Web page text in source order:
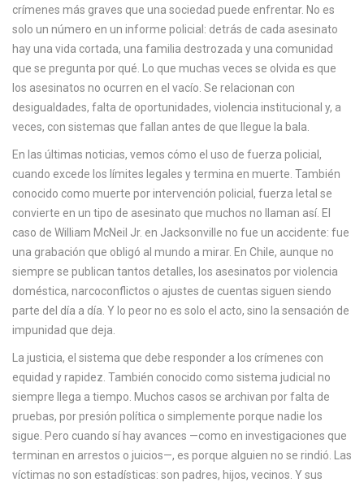
a
l
n
a
crímenes más graves que una sociedad puede enfrentar. No es
solo un número en un informe policial: detrás de cada asesinato
hay una vida cortada, una familia destrozada y una comunidad
que se pregunta por qué.
Lo que muchas veces se olvida es que
los asesinatos no ocurren en el vacío. Se relacionan con
desigualdades, falta de oportunidades, violencia institucional y, a
veces, con sistemas que fallan antes de que llegue la bala.
En las últimas noticias, vemos cómo el uso de fuerza policial ,
cuando excede los límites legales y termina en muerte . También
conocido como muerte por intervención policial , fuerza letal se
convierte en un tipo de asesinato que muchos no llaman así. El
caso de William McNeil Jr. en Jacksonville no fue un accidente: fue
una grabación que obligó al mundo a mirar. En Chile, aunque no
siempre se publican tantos detalles, los asesinatos por violencia
doméstica, narcoconflictos o ajustes de cuentas siguen siendo
parte del día a día. Y lo peor no es solo el acto, sino la sensación de
impunidad que deja.
La justicia, el sistema que debe responder a los crímenes con
equidad y rapidez . También conocido como sistema judicial no
siempre llega a tiempo. Muchos casos se archivan por falta de
pruebas, por presión política o simplemente porque nadie los
sigue. Pero cuando sí hay avances —como en investigaciones que
terminan en arrestos o juicios—, es porque alguien no se rindió. Las
víctimas no son estadísticas: son padres, hijos, vecinos. Y sus